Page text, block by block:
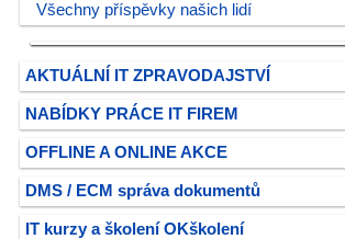
Všechny příspěvky našich lidí
AKTUÁLNÍ IT ZPRAVODAJSTVÍ
NABÍDKY PRÁCE IT FIREM
OFFLINE A ONLINE AKCE
DMS / ECM správa dokumentů
IT kurzy a školení OKškolení